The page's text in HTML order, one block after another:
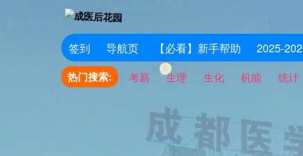
签到 导航页 【必看】新手帮助 2025-
热门搜索: 考易 生理 生化 机能 统计